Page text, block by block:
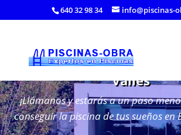
640 32 98 34 info@piscinas-
Reparación de Piscinas
Vallès
¡Llámanos y estarás a un paso
conseguir la piscina de tus sueños en